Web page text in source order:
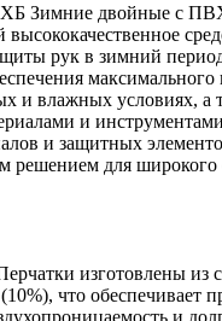
Зимние двойные с
высококачественное
рук в зимний
максимального
и влажных условиях, а
и
и защитных
решением для широкого
изготовлены из
что обеспечивает
и